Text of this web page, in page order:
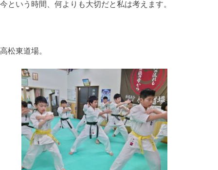
今という時間、何よりも大切だと私は考えます。
高松東道場。